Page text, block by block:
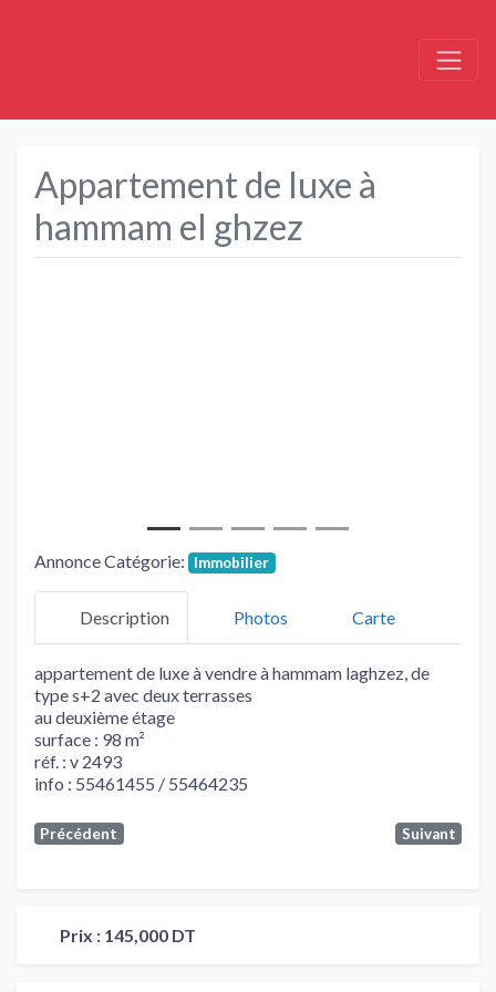
Appartement de luxe à
hammam el ghzez
Annonce Catégorie: Immobilier
Description Photos Carte
appartement de luxe à vendre à hammam laghzez, de
type s+2 avec deux terrasses
au deuxième étage
surface : 98 m²
réf. : v 2493
info : 55461455 / 55464235
Précédent Suivant
Prix : 145,000 DT